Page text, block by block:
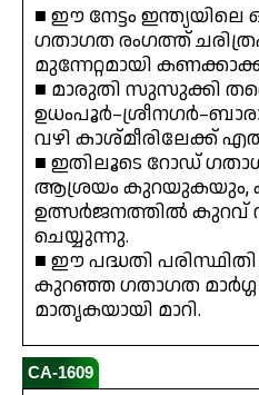
■ ഈ നേട്ടം
ഗതാഗത രംഗത്ത്
മുന്നേറ്റമായി
■ മാരുതി സുസുക്കി
വഴി കാശ്മീരിലേക്ക്
■ ഇതിലൂടെ റോഡ്
ആശ്രയം കുറയുകയും,
ഉത്സർജനത്തിൽ
ചെയ്യുന്നു.
■ ഈ പദ്ധതി
കുറഞ്ഞ ഗതാഗത
മാതൃകയായി മാറി.
CA-1609